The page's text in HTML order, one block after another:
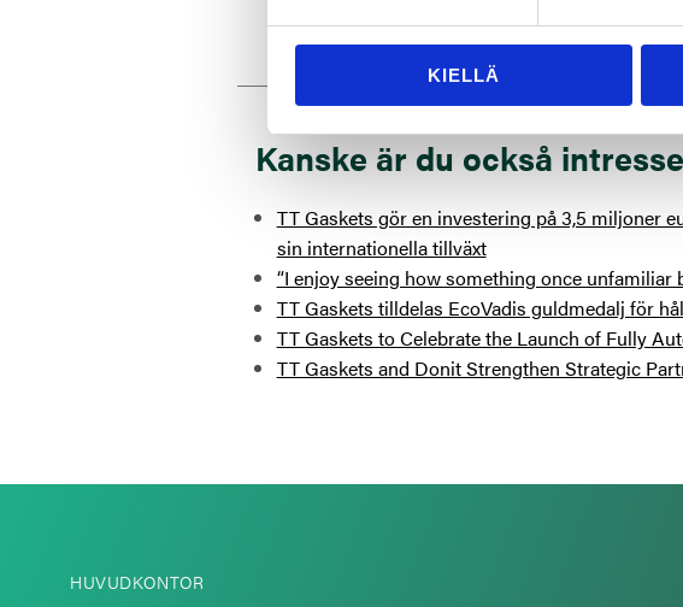
KIELLÄ
Kanske är du också
TT Gaskets gör en investering på 3,5 miljoner
sin internationella tillväxt
“I enjoy seeing how something once
TT Gaskets tilldelas EcoVadis guldmedalj för
TT Gaskets to Celebrate the Launch of Fully
TT Gaskets and Donit Strengthen Strategic
HUVUDKONTOR